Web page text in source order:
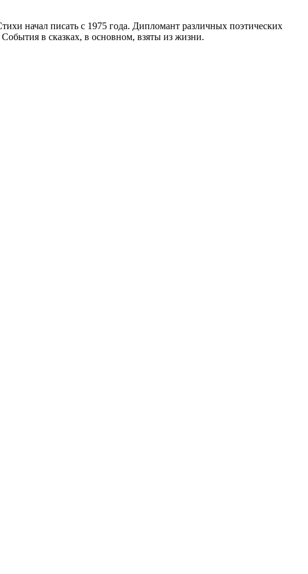
начал писать с 1975 года. Дипломант различных поэтических
в сказках, в основном, взяты из жизни.